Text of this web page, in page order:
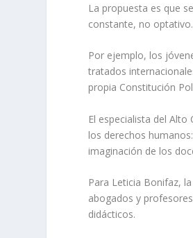
La propuesta es que
constante, no optativo.
Por ejemplo, los
tratados
propia Constitución
El especialista del
los derechos
imaginación de los
Para Leticia Bonifaz,
abogados y
didácticos.